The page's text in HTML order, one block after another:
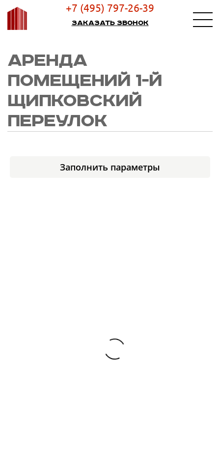
+7 (495) 797-26-39
Заказать звонок
АРЕНДА
ПОМЕЩЕНИЙ 1-Й
ЩИПКОВСКИЙ
ПЕРЕУЛОК
Заполнить параметры